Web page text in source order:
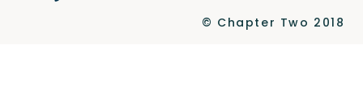
© Chapter Two 2018